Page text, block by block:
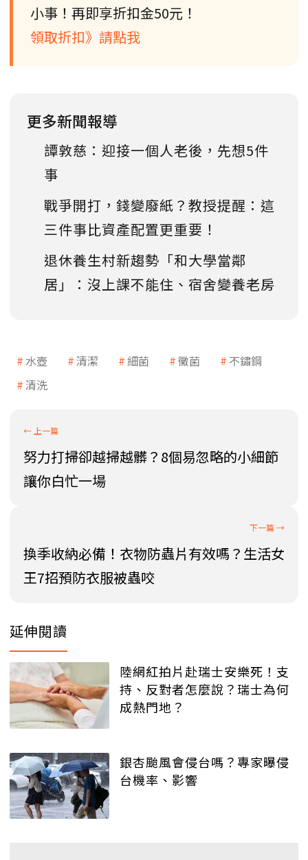
小事！再即享折扣金50元！
領取折扣》請點我
更多新聞報導
譚敦慈：迎接一個人老後，先想5件
事
戰爭開打，錢變廢紙？教授提醒：這
三件事比資產配置更重要！
退休養生村新趨勢「和大學當鄰
居」：沒上課不能住、宿舍變養老房
水壺 清潔 細菌 黴菌
不鏽鋼
清洗
努力打掃卻越掃越髒？8個易忽略的小細節
讓你白忙一場
換季收納必備！衣物防蟲片有效嗎？生活女
王7招預防衣服被蟲咬
延伸閱讀
陸網紅拍片赴瑞士安樂死！支
持、反對者怎麼說？瑞士為何
成熱門地？
銀杏颱風會侵台嗎？專家曝侵
台機率、影響